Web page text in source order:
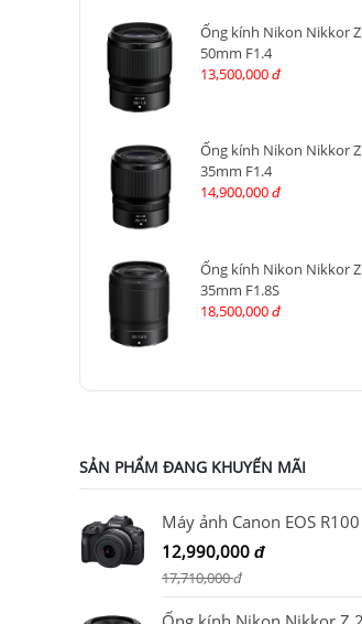
Ống kính Nikon Nikkor Z
50mm F1.4
13,500,000 đ
Ống kính Nikon Nikkor Z
35mm F1.4
14,900,000 đ
Ống kính Nikon Nikkor Z
35mm F1.8S
18,500,000 đ
SẢN PHẨM ĐANG KHUYẾN MÃI
12,990,000 đ
17,710,000đ